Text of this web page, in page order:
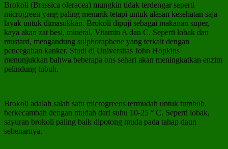
Brokoli (Brassica oleracea) mungkin tidak terdengar seperti
microgreen yang paling menarik tetapi untuk alasan kesehatan saja
layak untuk dimasukkan. Brokoli dipuji sebagai makanan super,
kaya akan zat besi, mineral, Vitamin A dan C. Seperti lobak dan
mustard, mengandung sulphoraphene yang terkait dengan
pencegahan kanker. Studi di Universitas John Hopkins
menunjukkan bahwa beberapa ons sehari akan meningkatkan enzim
pelindung tubuh.
Brokoli adalah salah satu microgreens termudah untuk tumbuh,
berkecambah dengan mudah dari suhu 10-25 ° C. Seperti lobak,
sayuran brokoli paling baik dipotong muda pada tahap daun
sebenarnya.